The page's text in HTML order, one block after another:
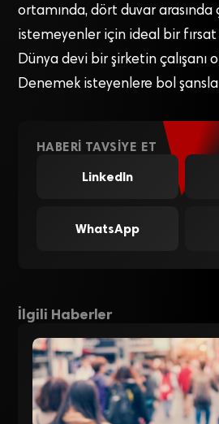
ortamında, dört duvar arasında
istemeyenler için ideal bir fırsat
Dünya devi bir şirketin çalışanı
Denemek isteyenlere bol
HABERI TAVSIYE ET
LinkedIn
WhatsApp
İlgili Haberler